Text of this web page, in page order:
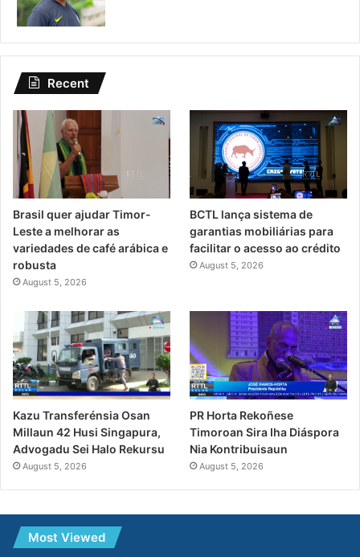
Recent
Brasil quer ajudar Timor-
Leste a melhorar as
variedades de café arábica e
robusta
August 5, 2026
BCTL lança sistema de
garantias mobiliárias para
facilitar o acesso ao crédito
August 5, 2026
Kazu Transferénsia Osan
Millaun 42 Husi Singapura,
Advogadu Sei Halo Rekursu
August 5, 2026
PR Horta Rekoñese
Timoroan Sira Iha Diáspora
Nia Kontribuisaun
August 5, 2026
Most Viewed